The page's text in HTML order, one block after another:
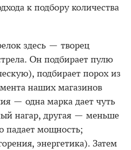
к подбору количества
здесь — творец
Он подбирает пулю
подбирает порох из
наших магазинов
— одна марка дает чуть
нагар, другая — меньше
падает мощность;
энергетика). Затем